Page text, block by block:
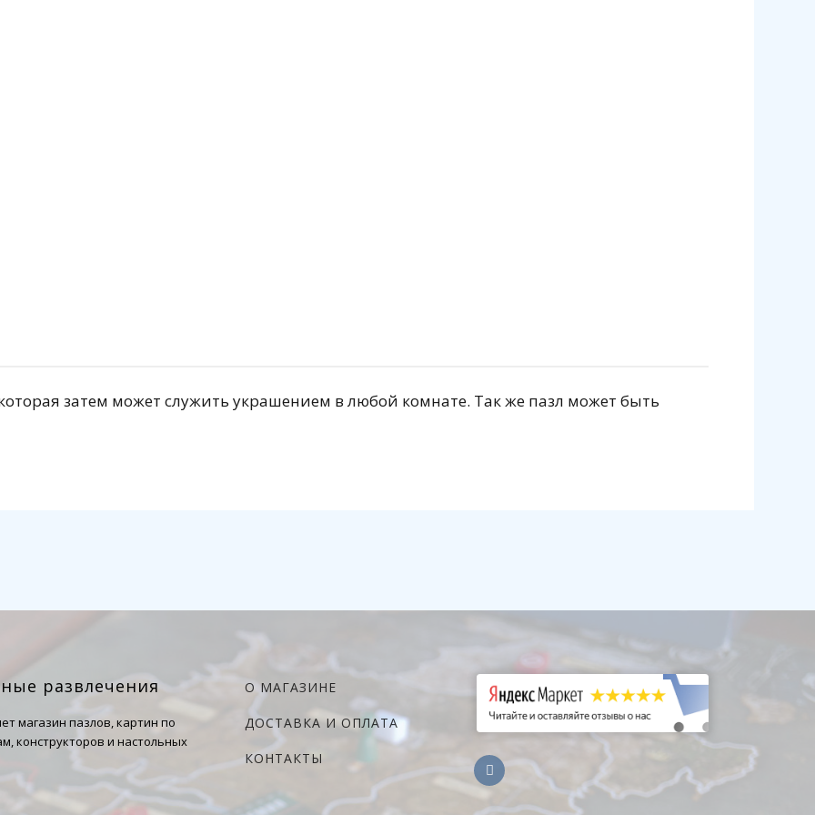
затем может служить украшением в любой комнате. Так же пазл может быть
развлечения
магазин пазлов, картин по
конструкторов и настольных
О МАГАЗИНЕ
ДОСТАВКА И ОПЛАТА
КОНТАКТЫ